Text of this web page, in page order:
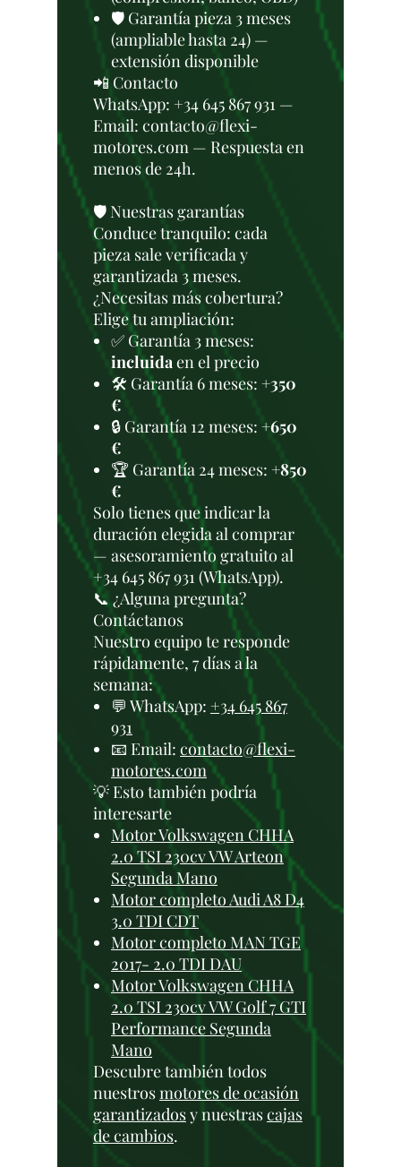
🛡️ Garantía pieza 3 meses
(ampliable hasta 24) —
extensión disponible
📲 Contacto
WhatsApp: +34 645 867 931 —
Email: contacto@flexi-
motores.com — Respuesta en
menos de 24h.
🛡️ Nuestras garantías
Conduce tranquilo: cada
pieza sale verificada y
garantizada 3 meses.
¿Necesitas más cobertura?
Elige tu ampliación:
✅ Garantía 3 meses:
incluidaen el precio
🛠️ Garantía 6 meses: +350
€
🔒 Garantía 12 meses: +650
€
🏆 Garantía 24 meses: +850
€
Solo tienes que indicar la
duración elegida al comprar
— asesoramiento gratuito al
+34 645 867 931 (WhatsApp).
📞 ¿Alguna pregunta?
Contáctanos
Nuestro equipo te responde
rápidamente, 7 días a la
semana:
💬 WhatsApp: +34 645 867
931
📧 Email: contacto@flexi-
motores.com
💡 Esto también podría
interesarte
Motor Volkswagen CHHA
2.0 TSI 230cv VW Arteon
Segunda Mano
Motor completo Audi A8 D4
3.0 TDI CDT
Motor completo MAN TGE
2017- 2.0 TDI DAU
Motor Volkswagen CHHA
2.0 TSI 230cv VW Golf 7 GTI
Performance Segunda
Mano
Descubre también todos
nuestrosmotores de ocasión
garantizadosy nuestrascajas
de cambios.